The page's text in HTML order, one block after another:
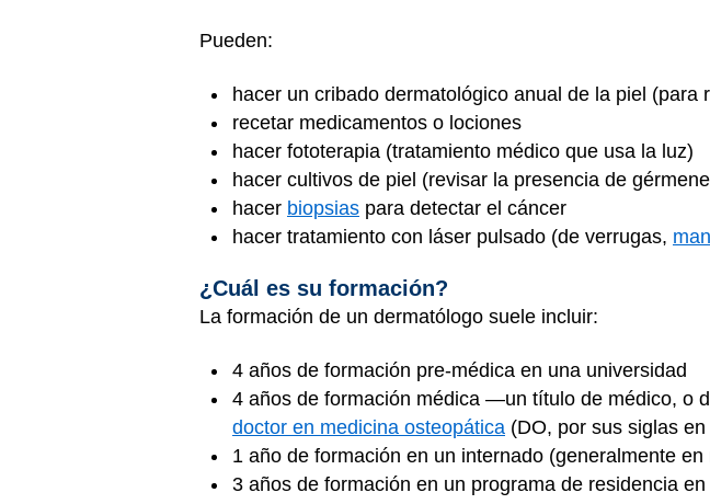
Pueden:
hacer un cribado dermatológico anual de la piel (para
recetar medicamentos o lociones
hacer fototerapia (tratamiento médico que usa la luz)
hacer cultivos de piel (revisar la presencia de
hacer biopsias para detectar el cáncer
hacer tratamiento con láser pulsado (de verrugas,
¿Cuál es su formación?
La formación de un dermatólogo suele incluir:
4 años de formación pre-médica en una universidad
4 años de formación médica —un título de médico, o
doctor en medicina osteopática (DO, por sus siglas
1 año de formación en un internado (generalmente
3 años de formación en un programa de residencia